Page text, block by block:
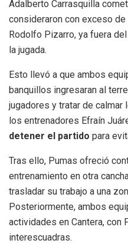
Adalberto Carrasquilla
consideraron con exceso
Rodolfo Pizarro, ya fuera
la jugada.
Esto llevó a que ambos
banquillos ingresaran al
jugadores y tratar de calmar
los entrenadores Efraín
detener el partido para
Tras ello, Pumas ofreció
entrenamiento en otra
trasladar su trabajo a una
Posteriormente, ambos
actividades en Cantera, con
interescuadras.